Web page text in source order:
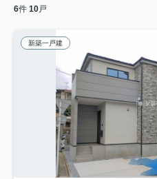
6件 10戸
新築一戸建